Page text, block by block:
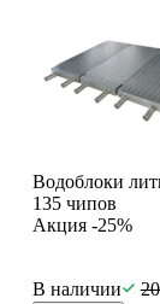
Водоблоки
135 чипов
Акция -25%
В наличии